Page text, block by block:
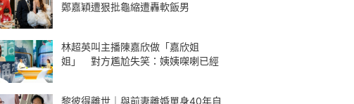
鄭嘉穎遭狠批龜縮遭轟軟飯男
林超英叫主播陳嘉欣做「嘉欣姐
姐」 對方尷尬失笑：姨姨㗎喇已經
黎彼得離世｜與前妻離婚單身40年自